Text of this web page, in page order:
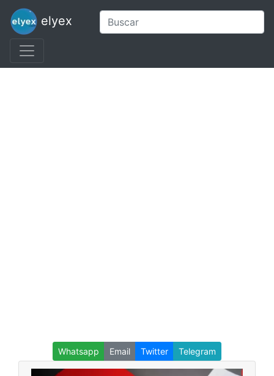
elyex
Whatsapp Email Twitter Telegram